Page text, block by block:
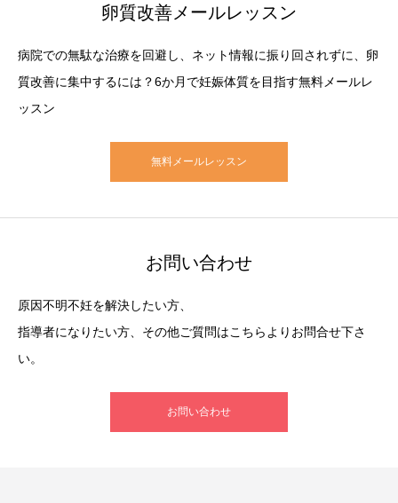
卵質改善メールレッスン
病院での無駄な治療を回避し、ネット情報に振り回されずに、卵
質改善に集中するには？6か月で妊娠体質を目指す無料メールレ
ッスン
無料メールレッスン
お問い合わせ
原因不明不妊を解決したい方、
指導者になりたい方、その他ご質問はこちらよりお問合せ下さ
い。
お問い合わせ